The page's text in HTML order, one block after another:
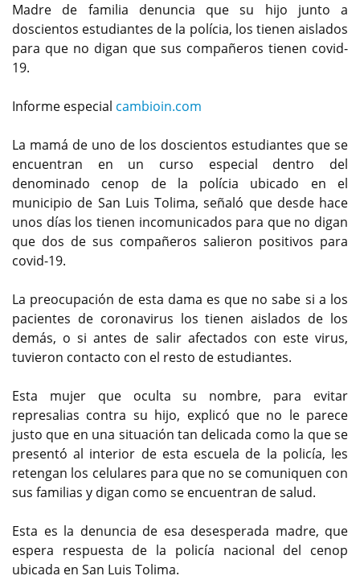
Madre de familia denuncia que su hijo junto a
doscientos estudiantes de la polícia, los tienen aislados
para que no digan que sus compañeros tienen covid-
19.
Informe especial cambioin.com
La mamá de uno de los doscientos estudiantes que se
encuentran en un curso especial dentro del
denominado cenop de la polícia ubicado en el
municipio de San Luis Tolima, señaló que desde hace
unos días los tienen incomunicados para que no digan
que dos de sus compañeros salieron positivos para
covid-19.
La preocupación de esta dama es que no sabe si a los
pacientes de coronavirus los tienen aislados de los
demás, o si antes de salir afectados con este virus,
tuvieron contacto con el resto de estudiantes.
Esta mujer que oculta su nombre, para evitar
represalias contra su hijo, explicó que no le parece
justo que en una situación tan delicada como la que se
presentó al interior de esta escuela de la policía, les
retengan los celulares para que no se comuniquen con
sus familias y digan como se encuentran de salud.
Esta es la denuncia de esa desesperada madre, que
espera respuesta de la policía nacional del cenop
ubicada en San Luis Tolima.